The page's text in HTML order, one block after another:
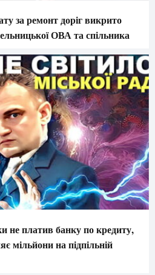
за ремонт доріг викрито
ОВА та спільника
не платив банку по кредиту,
мільйони на підпільній